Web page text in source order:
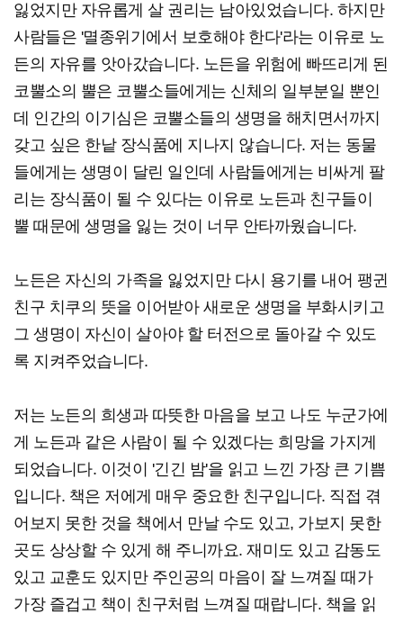
잃었지만 자유롭게 살 권리는 남아있었습니다. 하지만
사람들은 '멸종위기에서 보호해야 한다'라는 이유로 노
든의 자유를 앗아갔습니다. 노든을 위험에 빠뜨리게 된
코뿔소의 뿔은 코뿔소들에게는 신체의 일부분일 뿐인
데 인간의 이기심은 코뿔소들의 생명을 해치면서까지
갖고 싶은 한낱 장식품에 지나지 않습니다. 저는 동물
들에게는 생명이 달린 일인데 사람들에게는 비싸게 팔
리는 장식품이 될 수 있다는 이유로 노든과 친구들이
뿔 때문에 생명을 잃는 것이 너무 안타까웠습니다.
노든은 자신의 가족을 잃었지만 다시 용기를 내어 팽귄
친구 치쿠의 뜻을 이어받아 새로운 생명을 부화시키고
그 생명이 자신이 살아야 할 터전으로 돌아갈 수 있도
록 지켜주었습니다.
저는 노든의 희생과 따뜻한 마음을 보고 나도 누군가에
게 노든과 같은 사람이 될 수 있겠다는 희망을 가지게
되었습니다. 이것이 '긴긴 밤'을 읽고 느낀 가장 큰 기쁨
입니다. 책은 저에게 매우 중요한 친구입니다. 직접 겪
어보지 못한 것을 책에서 만날 수도 있고, 가보지 못한
곳도 상상할 수 있게 해 주니까요. 재미도 있고 감동도
있고 교훈도 있지만 주인공의 마음이 잘 느껴질 때가
가장 즐겁고 책이 친구처럼 느껴질 때랍니다. 책을 읽